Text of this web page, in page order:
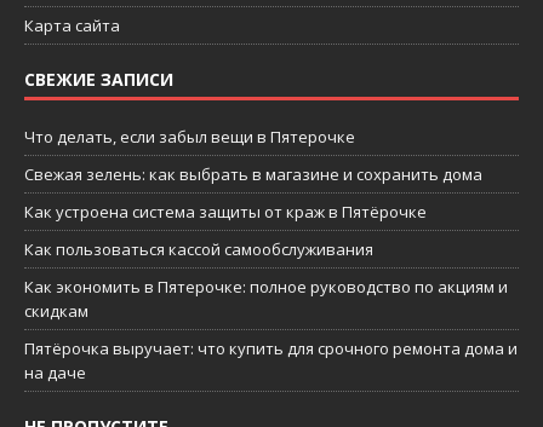
Карта сайта
СВЕЖИЕ ЗАПИСИ
Что делать, если забыл вещи в Пятерочке
Свежая зелень: как выбрать в магазине и сохранить дома
Как устроена система защиты от краж в Пятёрочке
Как пользоваться кассой самообслуживания
Как экономить в Пятерочке: полное руководство по акциям и
скидкам
Пятёрочка выручает: что купить для срочного ремонта дома и
на даче